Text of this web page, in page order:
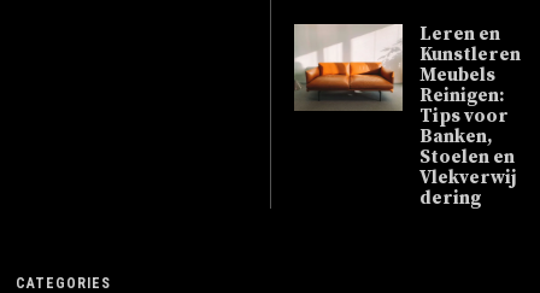
Leren en
Kunstleren
Meubels
Reinigen:
Tips voor
Banken,
Stoelen en
Vlekverwij
dering
CATEGORIES